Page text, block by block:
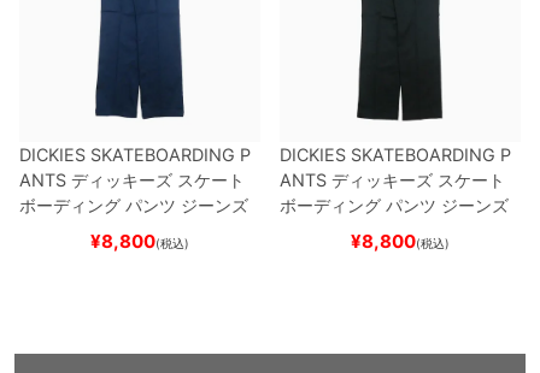
DICKIES SKATEBOARDING P
ANTS ディッキーズ スケート
ボーディング パンツ ジーンズ
SLIM FIT 30 LENGTH
スケートボード スケボ
¥8,800(税込)
DICKIES SKATEBOARDING P
ANTS ディッキーズ スケート
ボーディング パンツ ジーンズ
SLIM FIT 30 LENGTH
スケートボード スケボー
¥8,800(税込)